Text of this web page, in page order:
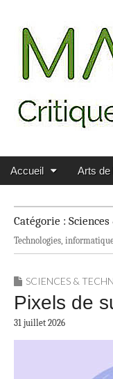
Main menu
Skip to content
Accueil Arts de
Catégorie :
Technologies,
SCIENCES &
Pixels de
31 juillet 2026